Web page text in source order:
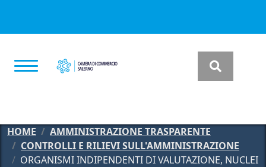
HOME
AMMINISTRAZIONE TRASPARENTE
CONTROLLI E RILIEVI SULL'AMMINISTRAZIONE
ORGANISMI INDIPENDENTI DI VALUTAZIONE, NUCLEI